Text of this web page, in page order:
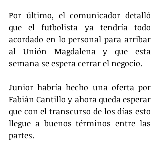
Por último, el comunicador detalló
que el futbolista ya tendría todo
acordado en lo personal para arribar
al Unión Magdalena y que esta
semana se espera cerrar el negocio.
Junior habría hecho una oferta por
Fabián Cantillo y ahora queda esperar
que con el transcurso de los días esto
llegue a buenos términos entre las
partes.